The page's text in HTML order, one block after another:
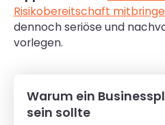
Risikobereitschaft
dennoch seriöse und
vorlegen.
Warum ein
sein sollte